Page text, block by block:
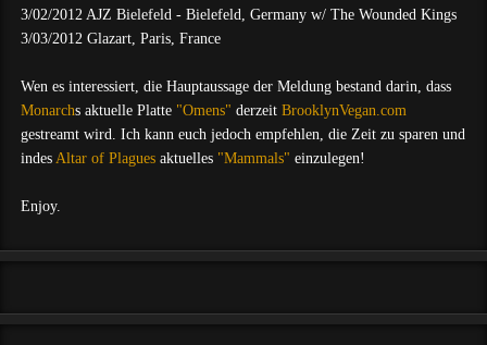
3/02/2012 AJZ Bielefeld - Bielefeld, Germany w/ The Wounded Kings
3/03/2012 Glazart, Paris, France
Wen es interessiert, die Hauptaussage der Meldung bestand darin, dass
Monarchs aktuelle Platte "Omens" derzeit BrooklynVegan.com
gestreamt wird. Ich kann euch jedoch empfehlen, die Zeit zu sparen und
indes Altar of Plagues aktuelles "Mammals" einzulegen!
Enjoy.